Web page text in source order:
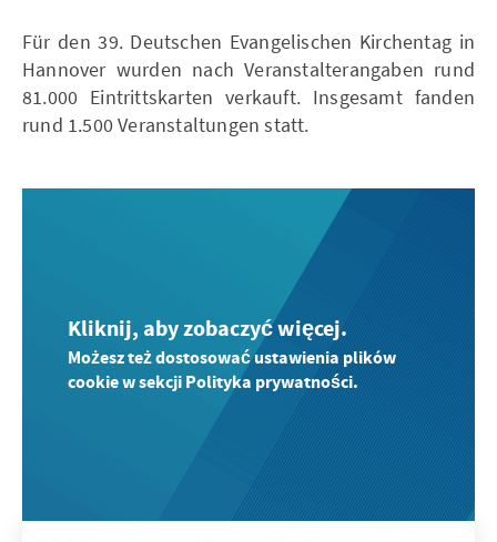
Für den 39. Deutschen Evangelischen Kirchentag in
Hannover wurden nach Veranstalterangaben rund
81.000 Eintrittskarten verkauft. Insgesamt fanden
rund 1.500 Veranstaltungen statt.
Kliknij, aby zobaczyć więcej.
Możesz też dostosować ustawienia plików
cookie w sekcji Polityka prywatności.